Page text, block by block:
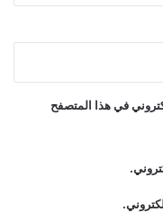
في هذا المتصفح